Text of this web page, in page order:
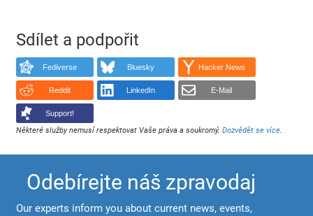
Sdílet a podpořit
Fediverse Bluesky Hacker News
Reddit LinkedIn E-Mail
Support!
Některé služby nemusí respektovat Vaše práva a soukromý.Dozvědět se více.
Odebírejte náš zpravodaj
Our experts inform you about current news, events,